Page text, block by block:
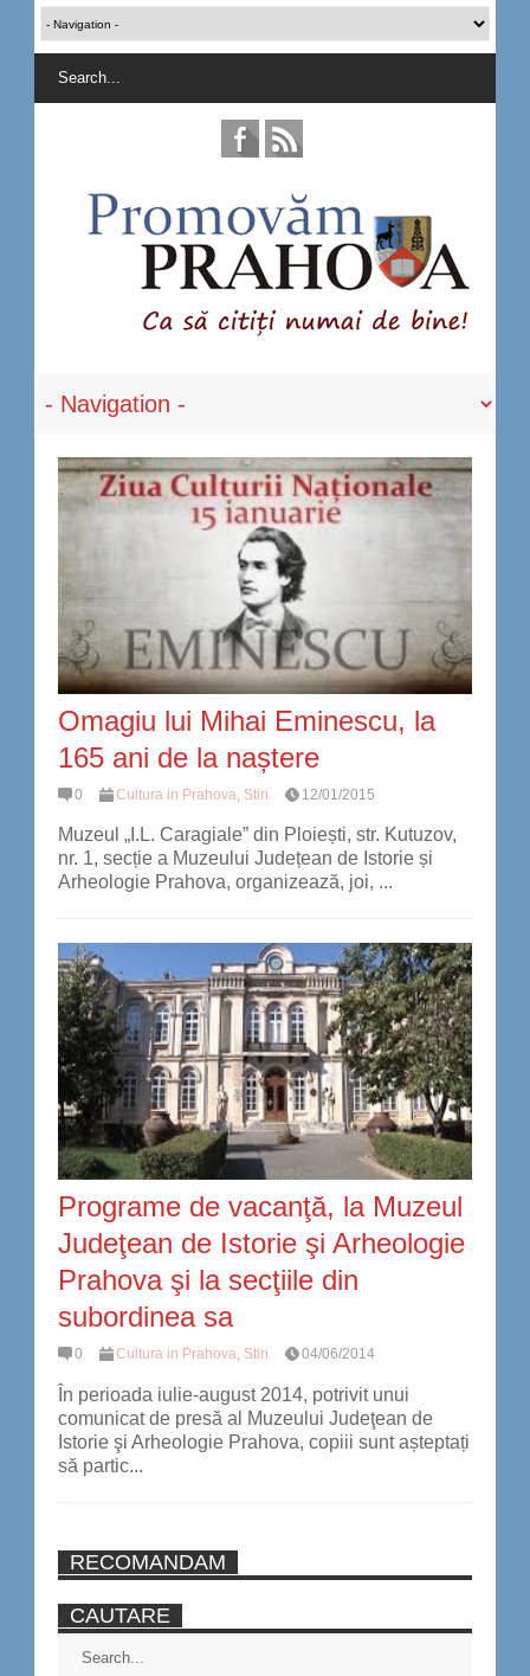
Omagiu lui Mihai Eminescu, la
165 ani de la naștere
0 Cultura in Prahova, Stiri 12/01/2015
Muzeul „I.L. Caragiale” din Ploiești, str. Kutuzov,
nr. 1, secție a Muzeului Județean de Istorie și
Arheologie Prahova, organizează, joi, ...
Programe de vacanţă, la Muzeul
Judeţean de Istorie şi Arheologie
Prahova şi la secţiile din
subordinea sa
0 Cultura in Prahova, Stiri 04/06/2014
În perioada iulie-august 2014, potrivit unui
comunicat de presă al Muzeului Judeţean de
Istorie şi Arheologie Prahova, copiii sunt așteptați
să partic...
RECOMANDAM
CAUTARE